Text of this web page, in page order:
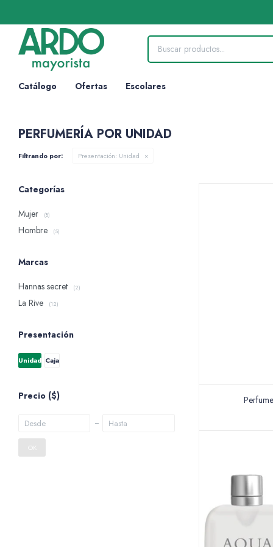
Catálogo Ofertas Escolares
PERFUMERÍA POR UNIDAD
Filtrando por: Presentación: Unidad
Categorías
Mujer
(8)
Hombre (5)
Marcas
Hannas secret
(2)
La Rive (12)
Presentación
Unidad Caja
Precio ($)
OK